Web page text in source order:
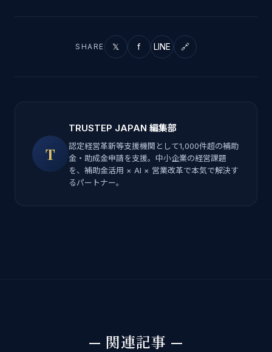
SHARE 𝕏 f LINE 🔗
T
TRUSTEP JAPAN 編集部
認定経営革新等支援機関として1,000件超の補助
金・助成金申請を支援。中小企業の経営課題
を、補助金活用 × AI × 営業改革で本気で解決す
るパートナー。
— 関連記事 —